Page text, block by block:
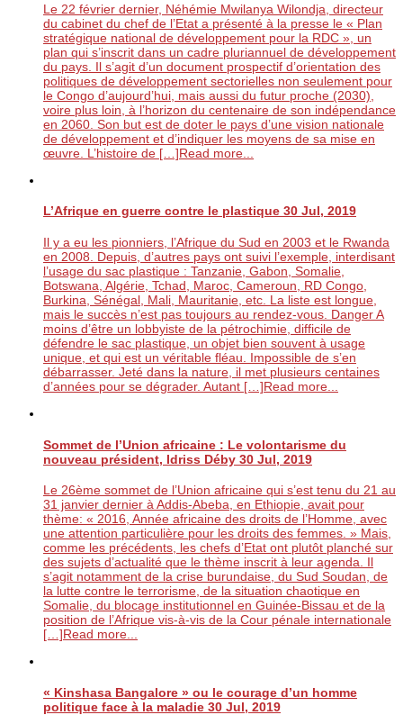
Le 22 février dernier, Néhémie Mwilanya Wilondja, directeur
du cabinet du chef de l’Etat a présenté à la presse le « Plan
stratégique national de développement pour la RDC », un
plan qui s’inscrit dans un cadre pluriannuel de développement
du pays. Il s’agit d’un document prospectif d’orientation des
politiques de développement sectorielles non seulement pour
le Congo d’aujourd’hui, mais aussi du futur proche (2030),
voire plus loin, à l’horizon du centenaire de son indépendance
en 2060. Son but est de doter le pays d’une vision nationale
de développement et d’indiquer les moyens de sa mise en
œuvre. L’histoire de […]Read more...
L’Afrique en guerre contre le plastique 30 Jul, 2019
Il y a eu les pionniers, l’Afrique du Sud en 2003 et le Rwanda
en 2008. Depuis, d’autres pays ont suivi l’exemple, interdisant
l’usage du sac plastique : Tanzanie, Gabon, Somalie,
Botswana, Algérie, Tchad, Maroc, Cameroun, RD Congo,
Burkina, Sénégal, Mali, Mauritanie, etc. La liste est longue,
mais le succès n’est pas toujours au rendez-vous. Danger A
moins d’être un lobbyiste de la pétrochimie, difficile de
défendre le sac plastique, un objet bien souvent à usage
unique, et qui est un véritable fléau. Impossible de s’en
débarrasser. Jeté dans la nature, il met plusieurs centaines
d’années pour se dégrader. Autant […]Read more...
Sommet de l’Union africaine : Le volontarisme du
nouveau président, Idriss Déby 30 Jul, 2019
Le 26ème sommet de l’Union africaine qui s’est tenu du 21 au
31 janvier dernier à Addis-Abeba, en Ethiopie, avait pour
thème: « 2016, Année africaine des droits de l’Homme, avec
une attention particulière pour les droits des femmes. » Mais,
comme les précédents, les chefs d’Etat ont plutôt planché sur
des sujets d’actualité que le thème inscrit à leur agenda. Il
s’agit notamment de la crise burundaise, du Sud Soudan, de
la lutte contre le terrorisme, de la situation chaotique en
Somalie, du blocage institutionnel en Guinée-Bissau et de la
position de l’Afrique vis-à-vis de la Cour pénale internationale
[…]Read more...
« Kinshasa Bangalore » ou le courage d’un homme
politique face à la maladie 30 Jul, 2019